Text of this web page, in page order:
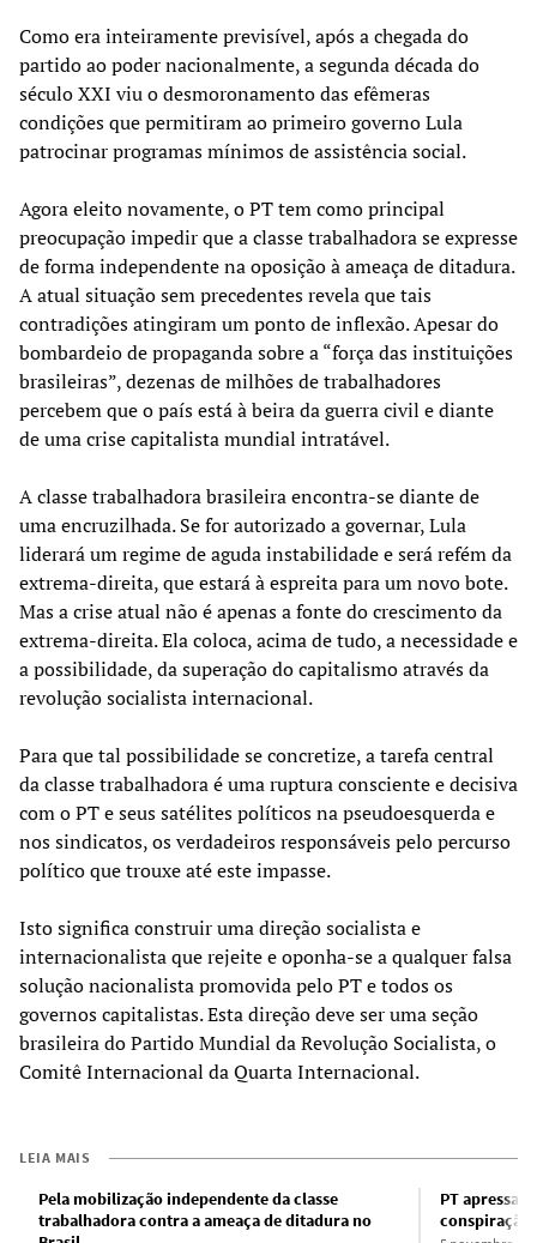
Como era inteiramente previsível, após a chegada do
partido ao poder nacionalmente, a segunda década do
século XXI viu o desmoronamento das efêmeras
condições que permitiram ao primeiro governo Lula
patrocinar programas mínimos de assistência social.
Agora eleito novamente, o PT tem como principal
preocupação impedir que a classe trabalhadora se expresse
de forma independente na oposição à ameaça de ditadura.
A atual situação sem precedentes revela que tais
contradições atingiram um ponto de inflexão. Apesar do
bombardeio de propaganda sobre a “força das instituições
brasileiras”, dezenas de milhões de trabalhadores
percebem que o país está à beira da guerra civil e diante
de uma crise capitalista mundial intratável.
A classe trabalhadora brasileira encontra-se diante de
uma encruzilhada. Se for autorizado a governar, Lula
liderará um regime de aguda instabilidade e será refém da
extrema-direita, que estará à espreita para um novo bote.
Mas a crise atual não é apenas a fonte do crescimento da
extrema-direita. Ela coloca, acima de tudo, a necessidade e
a possibilidade, da superação do capitalismo através da
revolução socialista internacional.
Para que tal possibilidade se concretize, a tarefa central
da classe trabalhadora é uma ruptura consciente e decisiva
com o PT e seus satélites políticos na pseudoesquerda e
nos sindicatos, os verdadeiros responsáveis pelo percurso
político que trouxe até este impasse.
Isto significa construir uma direção socialista e
internacionalista que rejeite e oponha-se a qualquer falsa
solução nacionalista promovida pelo PT e todos os
governos capitalistas. Esta direção deve ser uma seção
brasileira do Partido Mundial da Revolução Socialista, o
Comitê Internacional da Quarta Internacional.
LEIA MAIS
Pela mobilização independente da classe
trabalhadora contra a ameaça de ditadura no
PT apressa
conspiração